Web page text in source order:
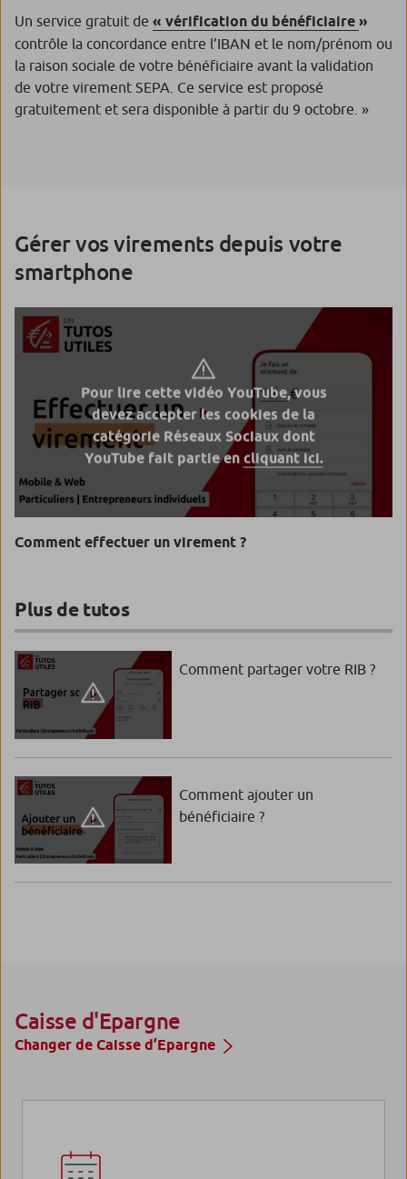
Un service gratuit de « vérification du bénéficiaire »
contrôle la concordance entre l’IBAN et le nom/prénom ou
la raison sociale de votre bénéficiaire avant la validation
de votre virement SEPA. Ce service est proposé
gratuitement et sera disponible à partir du 9 octobre. »
Gérer vos virements depuis votre
smartphone
Pour lire cette vidéo YouTube, vous
devez accepter les cookies de la
catégorie Réseaux Sociaux dont
YouTube fait partie en cliquant ici.
Comment effectuer un virement ?
Plus de tutos
Comment partager votre RIB ?
Comment ajouter un
bénéficiaire ?
Caisse d'Epargne
Changer de Caisse d’Epargne